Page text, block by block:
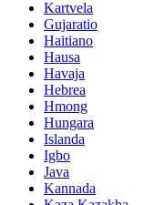
Kartvela
Gujaratio
Haitiano
Hausa
Havaja
Hebrea
Hmong
Hungara
Islanda
Igbo
Java
Kannada